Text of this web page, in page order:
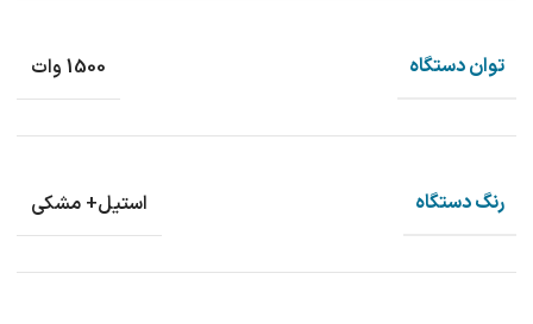
توان دستگاه 1500 وات
رنگ دستگاه استیل+ مشکی